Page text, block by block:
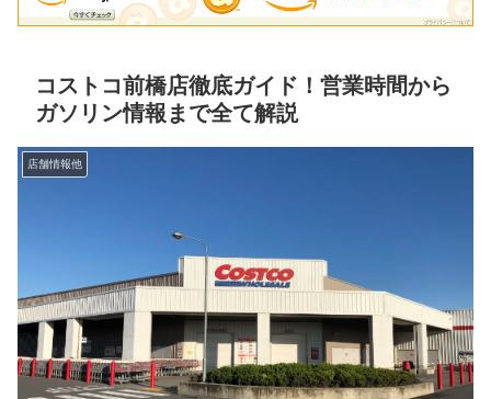
コストコ前橋店徹底ガイド！営業時間から
ガソリン情報まで全て解説
店舗情報他